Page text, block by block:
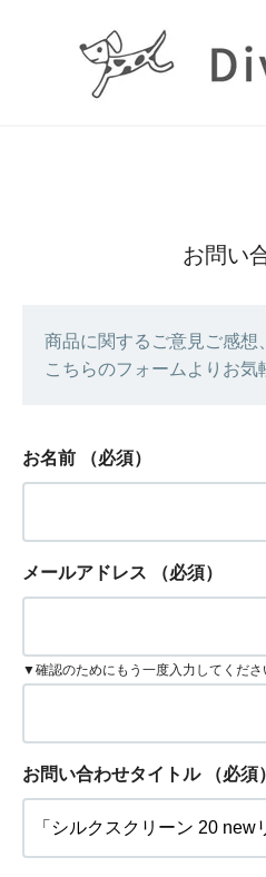
お問い
商品に関するご意見ご感想
こちらのフォームよりお気
お名前 （必須）
メールアドレス （必須）
▼確認のためにもう一度入力してくださ
お問い合わせタイトル （必須）